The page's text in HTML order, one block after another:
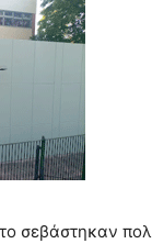
σεβάστηκαν